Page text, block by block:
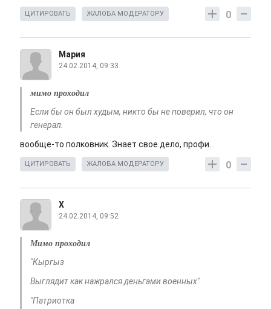
0
ЦИТИРОВАТЬ ЖАЛОБА МОДЕРАТОРУ
Мария
24.02.2014, 09:33
мимо проходил
Если бы он был худым, никто бы не поверил, что он
генерал.
вообще-то полковник. Знает свое дело, профи.
0
ЦИТИРОВАТЬ ЖАЛОБА МОДЕРАТОРУ
Х
24.02.2014, 09:52
Мимо проходил
"Кыргыз
Выглядит как нажрался деньгами военных"
"Патриотка